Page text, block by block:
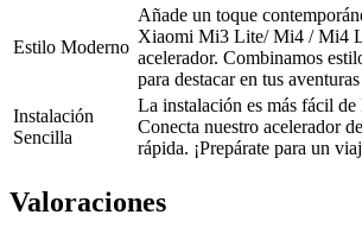
Estilo Moderno
Añade un toque
Xiaomi Mi3 Lite/ Mi4 / Mi4
acelerador. Combinamos
para destacar en tus
Instalación
Sencilla
La instalación es más fácil de
Conecta nuestro acelerador
rápida. ¡Prepárate para un
Valoraciones